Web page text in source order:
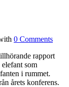
0 Comments
rapport
som
i rummet.
årets konferens.